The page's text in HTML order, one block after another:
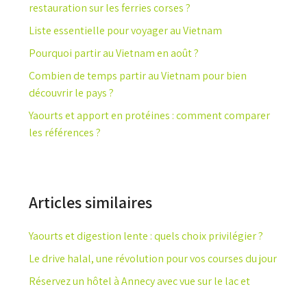
restauration sur les ferries corses ?
Liste essentielle pour voyager au Vietnam
Pourquoi partir au Vietnam en août ?
Combien de temps partir au Vietnam pour bien
découvrir le pays ?
Yaourts et apport en protéines : comment comparer
les références ?
Articles similaires
Yaourts et digestion lente : quels choix privilégier ?
Le drive halal, une révolution pour vos courses du jour
Réservez un hôtel à Annecy avec vue sur le lac et